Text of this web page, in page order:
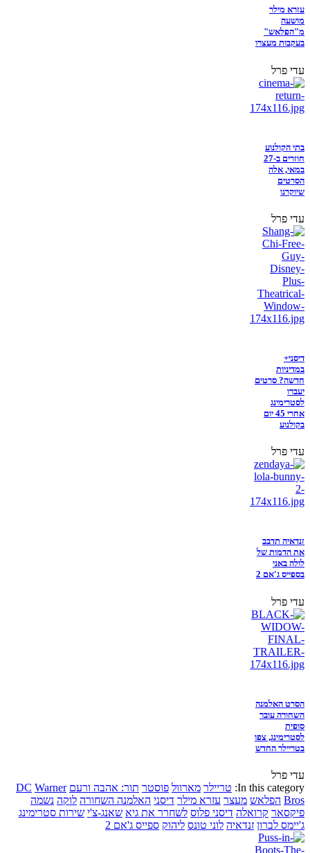
עזרא מילר
מושעה
מ"הפלאש"
בעקבות מעצרו
עדי פרל
בתי הקולנוע
חוזרים ב-27
במאי, אלה
הסרטים
שיוקרנו
עדי פרל
דיסני+
במדיניות
חדשה? סרטים
יעברו
לסטרימינג
אחרי 45 יום
בקולנוע
עדי פרל
זנדאיה תדבב
את הדמות של
לולה באני
בספייס ג'אם 2
עדי פרל
הסרט האלמנה
השחורה עובר
סופית
לסטרימינג, צפו
בטריילר החדש
עדי פרל
In this category: טריילר מארוול פוסטר תור: אהבה ורעם DC Warner
Bros הפלאש מעצר עזרא מילר דיסני האלמנה השחורה לוקה נשמה
פיקסאר קרואלה דיסני פלוס לשחרר את גיא שאנג-צ'י שירות סטרימינג
ג'יימס לברון זנדאיה לוני טונס ליהוק ספייס ג'אם 2